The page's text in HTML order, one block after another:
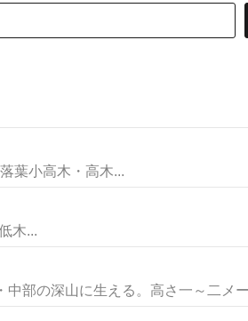
葉小高木・高木...
木...
部の深山に生える。高さ一～二メ